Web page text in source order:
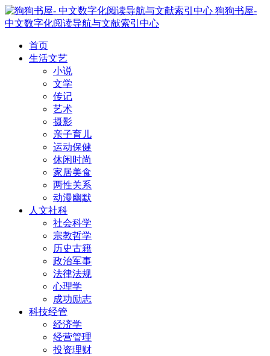
狗狗书屋-
中文数字化阅读导航与文献索引中心
首页
生活文艺
小说
文学
传记
艺术
摄影
亲子育儿
运动保健
休闲时尚
家居美食
两性关系
动漫幽默
人文社科
社会科学
宗教哲学
历史古籍
政治军事
法律法规
心理学
成功励志
科技经管
经济学
经营管理
投资理财